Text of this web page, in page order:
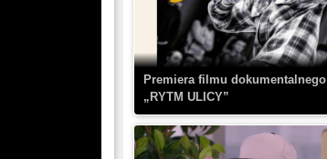
Premiera filmu dokumentalnego
„RYTM ULICY”